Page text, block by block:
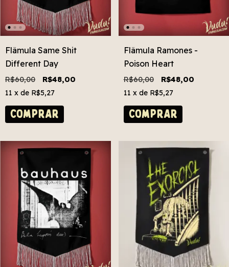
Flâmula Same Shit
Different Day
R$60,00 R$48,00
11 x de R$5,27
COMPRAR
Flâmula Ramones -
Poison Heart
R$60,00 R$48,00
11 x de R$5,27
COMPRAR